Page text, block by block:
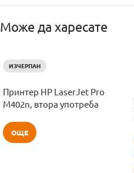
Може да харесате
ИЗЧЕРПАН
Принтер HP LaserJet Pro
M402n, втора употреба
ОЩЕ